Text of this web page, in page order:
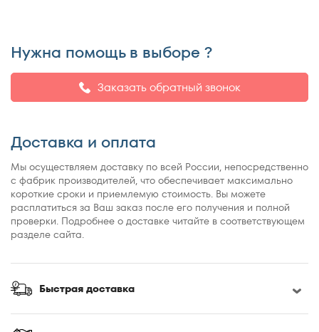
150x220
160x180
160x186
160x195
160x200
160x210
160x220
170x200
180x190
Нужна помощь в выборе ?
Заказать обратный звонок
Доставка и оплата
Мы осуществляем доставку по всей России, непосредственно
с фабрик производителей, что обеспечивает максимально
короткие сроки и приемлемую стоимость. Вы можете
расплатиться за Ваш заказ после его получения и полной
проверки. Подробнее о доставке читайте в соответствующем
разделе сайта.
Быстрая доставка